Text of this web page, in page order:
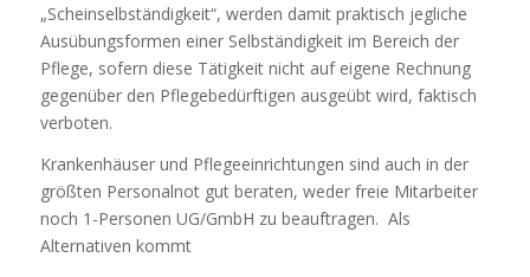
„Scheinselbständigkeit“, werden damit praktisch jegliche
Ausübungsformen einer Selbständigkeit im Bereich der
Pflege, sofern diese Tätigkeit nicht auf eigene Rechnung
gegenüber den Pflegebedürftigen ausgeübt wird, faktisch
verboten.
Krankenhäuser und Pflegeeinrichtungen sind auch in der
größten Personalnot gut beraten, weder freie Mitarbeiter
noch 1-Personen UG/GmbH zu beauftragen. Als
Alternativen kommt